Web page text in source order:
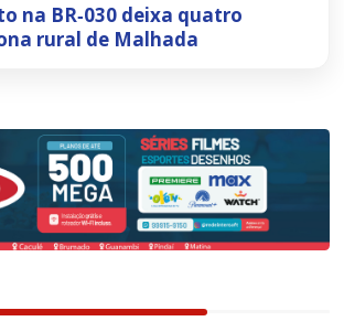
na BR‑030 deixa quatro
rural de Malhada